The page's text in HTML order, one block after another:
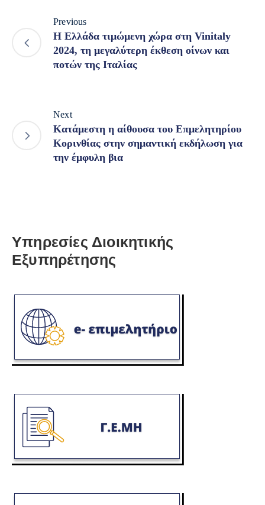
Previous
H Ελλάδα τιμώμενη χώρα στη Vinitaly
2024, τη μεγαλύτερη έκθεση οίνων και
ποτών της Ιταλίας
Next
Κατάμεστη η αίθουσα του Επμελητηρίου
Κορινθίας στην σημαντική εκδήλωση για
την έμφυλη βια
Υπηρεσίες Διοικητικής
Εξυπηρέτησης